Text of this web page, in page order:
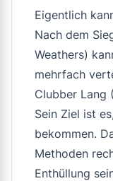
Eigentlich
Nach dem
Weathers)
mehrfach
Clubber Lang
Sein Ziel ist
bekommen.
Methoden
Enthüllung